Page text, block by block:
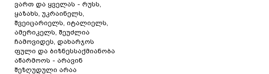
ვართ და ყველას - რუსს,
ყაზახს, უკრაინელს,
შვეიცარიელს, იტალიელს,
ამერიკელს, შეუძლია
ჩამოვიდეს, დახარჯოს
ფული და ბიზნესსაქმიანობა
აწარმოოს - არავინ
შეზღუდული არაა